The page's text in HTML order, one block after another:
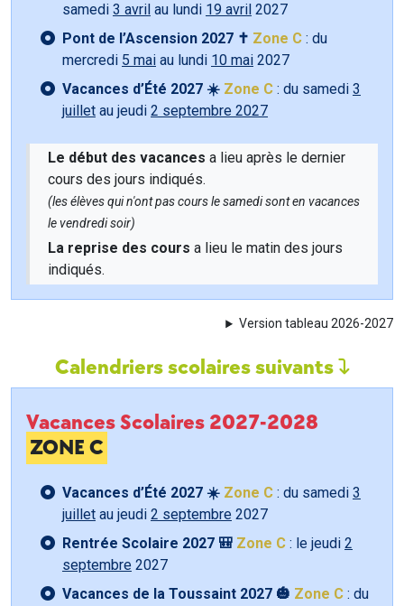
samedi 3 avril au lundi 19 avril 2027
Pont de l’Ascension 2027 ✝️ Zone C : du
mercredi 5 mai au lundi 10 mai 2027
Vacances d’Été 2027 ☀️ Zone C : du samedi 3
juillet au jeudi 2 septembre 2027
Le début des vacances a lieu après le dernier
cours des jours indiqués.
(les élèves qui n'ont pas cours le samedi sont en vacances
le vendredi soir)
La reprise des cours a lieu le matin des jours
indiqués.
Version tableau 2026-2027
Calendriers scolaires suivants
Vacances Scolaires 2027-2028
ZONE C
Vacances d’Été 2027 ☀️ Zone C : du samedi 3
juillet au jeudi 2 septembre 2027
Rentrée Scolaire 2027 🎒 Zone C : le jeudi 2
septembre 2027
Vacances de la Toussaint 2027 🎃 Zone C : du